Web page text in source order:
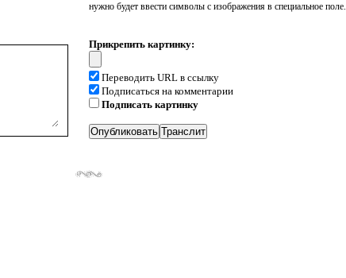
нужно будет ввести символы с изображения в специальное поле.
Прикрепить картинку:
Переводить URL в ссылку
Подписаться на комментарии
Подписать картинку